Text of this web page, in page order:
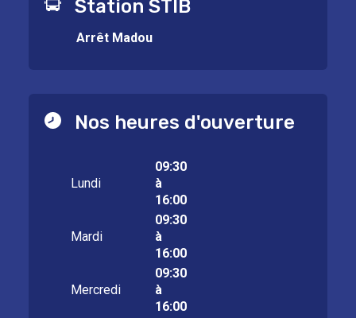
Station STIB
Arrêt Madou
Nos heures d'ouverture
Lundi
09:30
à
16:00
Mardi
09:30
à
16:00
Mercredi
09:30
à
16:00